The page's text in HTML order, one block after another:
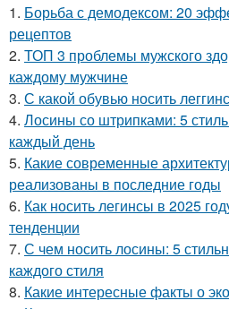
1. Борьба с демодексом: 20
рецептов
2. ТОП 3 проблемы мужского
каждому мужчине
3. С какой обувью носить
4. Лосины со штрипками: 5
каждый день
5. Какие современные
реализованы в последние годы
6. Как носить легинсы в 2025
тенденции
7. С чем носить лосины: 5
каждого стиля
8. Какие интересные факты о